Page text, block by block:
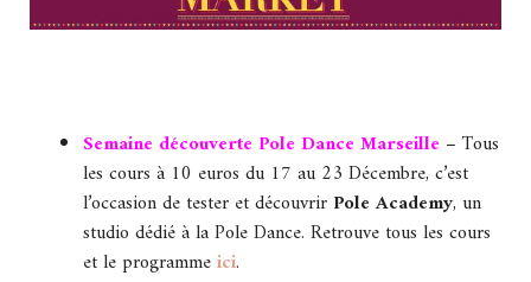
Semaine découverte Pole Dance Marseille – Tous
les cours à 10 euros du 17 au 23 Décembre, c’est
l’occasion de tester et découvrir Pole Academy, un
studio dédié à la Pole Dance. Retrouve tous les cours
et le programmeici.